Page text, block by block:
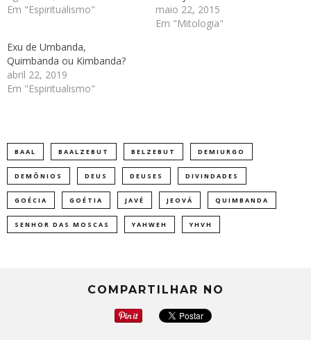
Em "Espiritualismo"
maio 22, 2015
Em "Mitologia"
Exu de Umbanda,
Quimbanda ou Kimbanda?
abril 22, 2019
Em "Espiritualismo"
BAAL BAALZEBUT BELZEBUT DEMIURGO
DEMÔNIOS DEUS DEUSES DIVINDADES
GOÉCIA GOÉTIA JAVÉ JEOVÁ QUIMBANDA
SENHOR DAS MOSCAS YAHWEH YHVH
COMPARTILHAR NO